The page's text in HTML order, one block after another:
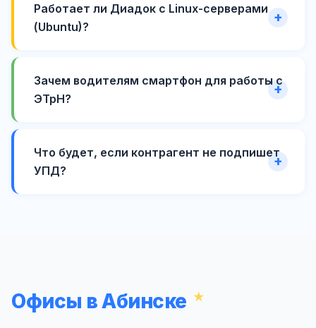
Работает ли Диадок с Linux-серверами
(Ubuntu)?
Зачем водителям смартфон для работы с
ЭТрН?
Что будет, если контрагент не подпишет
УПД?
Офисы в Абинске